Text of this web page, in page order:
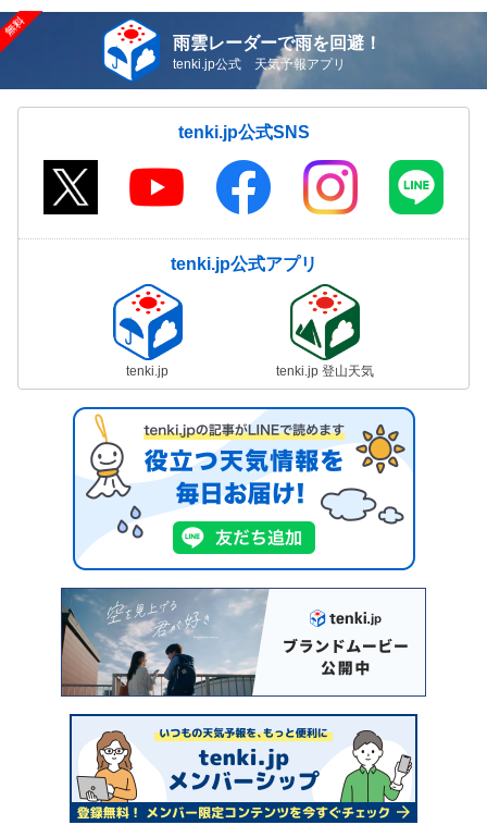
雨雲レーダーで雨を回避！
tenki.jp公式 天気予報アプリ
tenki.jp公式SNS
tenki.jp公式アプリ
tenki.jp tenki.jp 登山天気